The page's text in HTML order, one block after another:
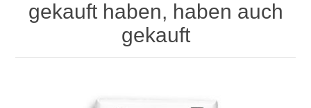
gekauft haben, haben auch
gekauft